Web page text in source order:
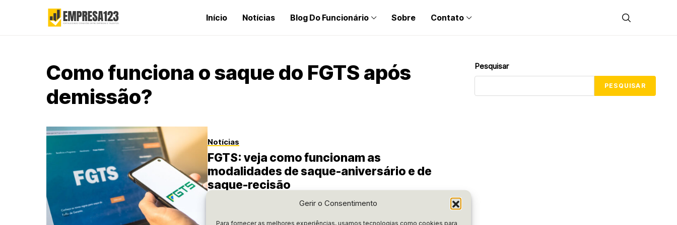
Gerir o Consentimento
Para fornecer as melhores experiências, usamos tecnologias como cookies para
Início Notícias Blog Do Funcionário Sobre Contato
Como funciona o saque do FGTS após
demissão?
Notícias
FGTS: veja como funcionam as
modalidades de saque-aniversário e de
saque-recisão
Descubra se o saque-aniversário ou a rescisão do FGTS é melhor
Pesquisar
PESQUISAR